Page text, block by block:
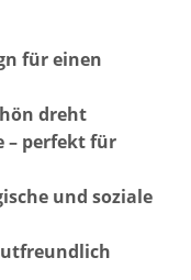
für einen
dreht
– perfekt für
und soziale